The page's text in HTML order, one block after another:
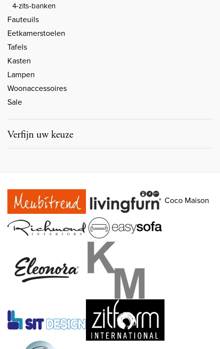
4-zits-banken
Fauteuils
Eetkamerstoelen
Tafels
Kasten
Lampen
Woonaccessoires
Sale
Verfijn uw keuze
Coco Maison